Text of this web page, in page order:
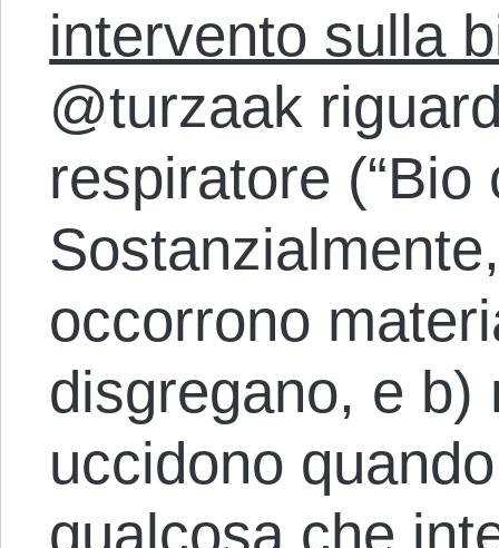
intervento sulla
@turzaak
respiratore
occorrono
disgregano, e b)
uccidono
qualcosa che